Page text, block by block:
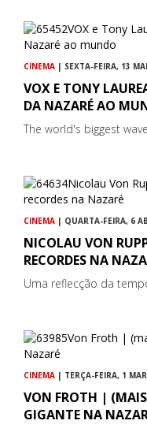
CINEMA | SEXTA-FEIRA, 13
VOX E TONY
DA NAZARÉ AO
The world's biggest
CINEMA | QUARTA-FEIRA, 6
NICOLAU VON
RECORDES NA
Uma reflecção da
CINEMA | TERÇA-FEIRA, 1
VON FROTH |
GIGANTE NA